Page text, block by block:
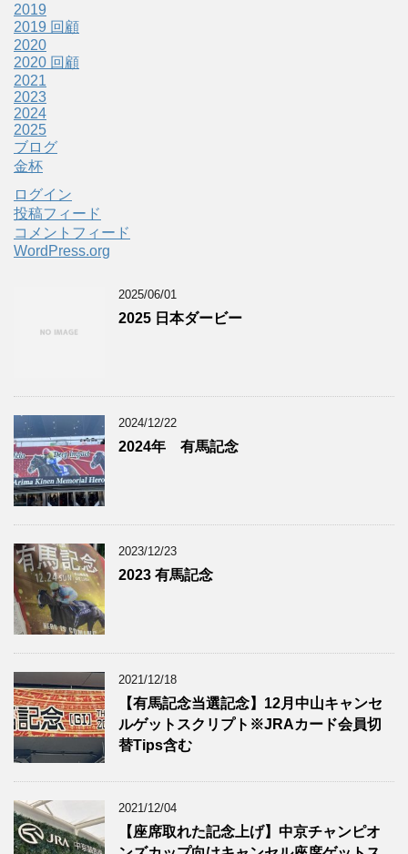
2019
2019 回顧
2020
2020 回顧
2021
2023
2024
2025
ブログ
金杯
ログイン
投稿フィード
コメントフィード
WordPress.org
2025/06/01
2025 日本ダービー
2024/12/22
2024年 有馬記念
2023/12/23
2023 有馬記念
2021/12/18
【有馬記念当選記念】12月中山キャンセ
ルゲットスクリプト※JRAカード会員切
替Tips含む
2021/12/04
【座席取れた記念上げ】中京チャンピオ